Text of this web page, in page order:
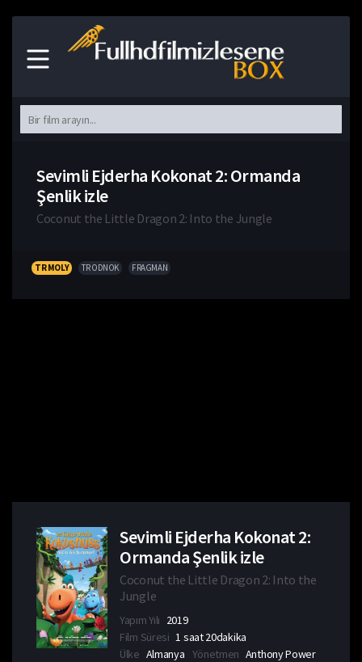
Sevimli Ejderha Kokonat 2: Ormanda
Şenlik izle
Coconut the Little Dragon 2: Into the Jungle
TR MOLY TR ODNOK FRAGMAN
Sevimli Ejderha Kokonat 2:
Ormanda Şenlik izle
Coconut the Little Dragon 2: Into the
Jungle
Yapım Yılı 2019
Film Süresi 1 saat 20dakika
Ülke Almanya Yönetmen Anthony Power